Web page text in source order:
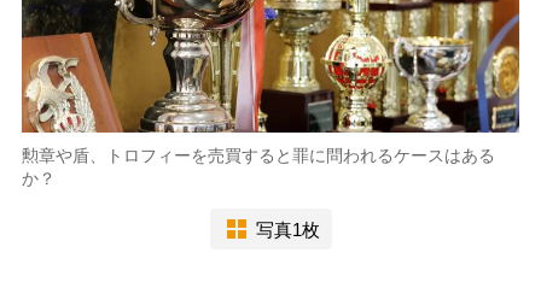
勲章や盾、トロフィーを売買すると罪に問われるケースはある
か？
写真1枚